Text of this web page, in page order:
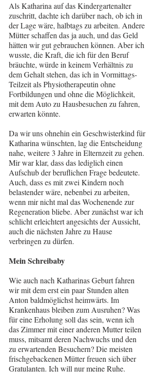
Als Katharina auf das Kindergartenalter
zuschritt, dachte ich darüber nach, ob ich in
der Lage wäre, halbtags zu arbeiten. Andere
Mütter schaffen das ja auch, und das Geld
hätten wir gut gebrauchen können. Aber ich
wusste, die Kraft, die ich für den Beruf
bräuchte, würde in keinem Verhältnis zu
dem Gehalt stehen, das ich in Vormittags-
Teilzeit als Physiotherapeutin ohne
Fortbildungen und ohne die Möglichkeit,
mit dem Auto zu Hausbesuchen zu fahren,
erwarten könnte.
Da wir uns ohnehin ein Geschwisterkind für
Katharina wünschten, lag die Entscheidung
nahe, weitere 3 Jahre in Elternzeit zu gehen.
Mir war klar, dass das lediglich einen
Aufschub der beruflichen Frage bedeutete.
Auch, dass es mit zwei Kindern noch
belastender wäre, nebenbei zu arbeiten,
wenn mir nicht mal das Wochenende zur
Regeneration bliebe. Aber zunächst war ich
schlicht erleichtert angesichts der Aussicht,
auch die nächsten Jahre zu Hause
verbringen zu dürfen.
Mein Schreibaby
Wie auch nach Katharinas Geburt fahren
wir mit dem erst ein paar Stunden alten
Anton baldmöglichst heimwärts. Im
Krankenhaus bleiben zum Ausruhen? Was
für eine Erholung soll das sein, wenn ich
das Zimmer mit einer anderen Mutter teilen
muss, mitsamt deren Nachwuchs und den
zu erwartenden Besuchern? Die meisten
frischgebackenen Mütter freuen sich über
Gratulanten. Ich will nur meine Ruhe.